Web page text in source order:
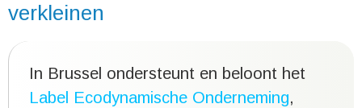
verkleinen
In Brussel ondersteunt en beloont het
Label Ecodynamische Onderneming,